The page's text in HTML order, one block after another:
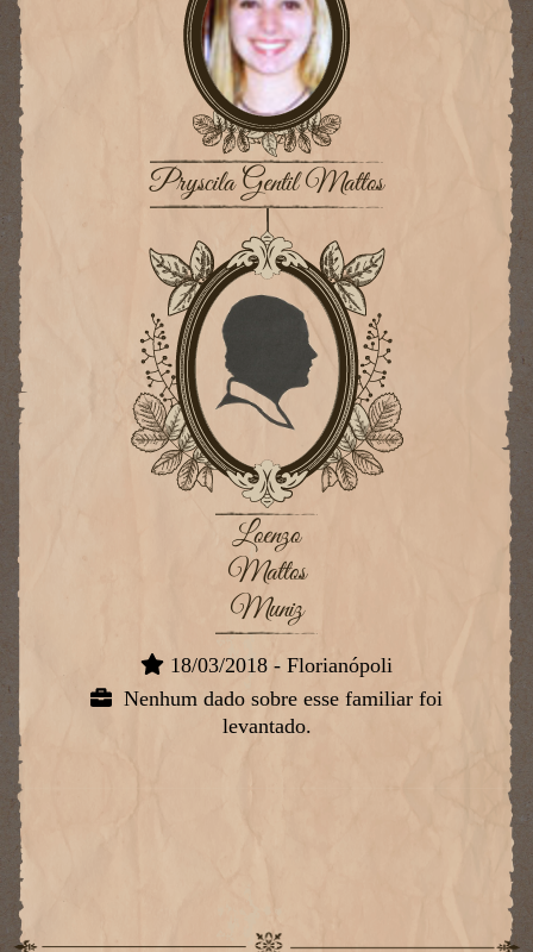
Pryscila Gentil Mattos
Loenzo
Mattos
Muniz
18/03/2018 - Florianópoli
Nenhum dado sobre esse familiar foi
levantado.